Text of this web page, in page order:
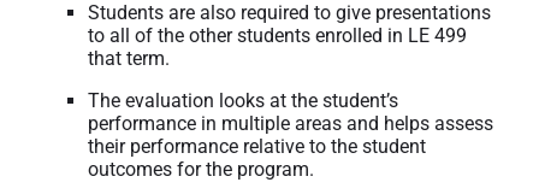
Students are also required to give presentations
to all of the other students enrolled in LE 499
that term.
The evaluation looks at the student’s
performance in multiple areas and helps assess
their performance relative to the student
outcomes for the program.